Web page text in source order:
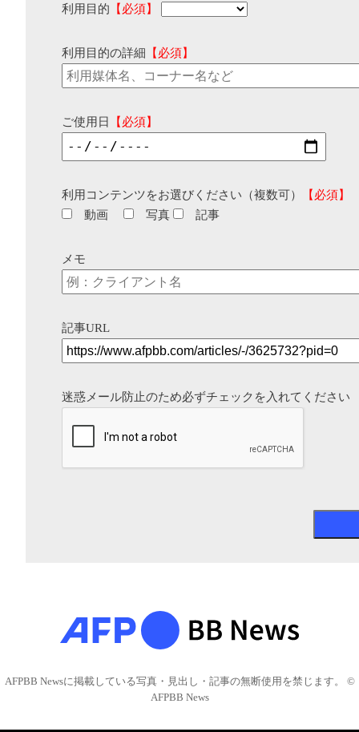
利用目的 【必須】
利用目的の詳細 【必須】
ご使用日 【必須】
利用コンテンツをお選びください（複数可）
【必須】
動画
写真 記事
メモ
記事URL
迷惑メール防止のため必ずチェックを入れてください
AFPBB Newsに掲載している写真・見出し・記事の無断使用を禁じます。 ©
AFPBB News